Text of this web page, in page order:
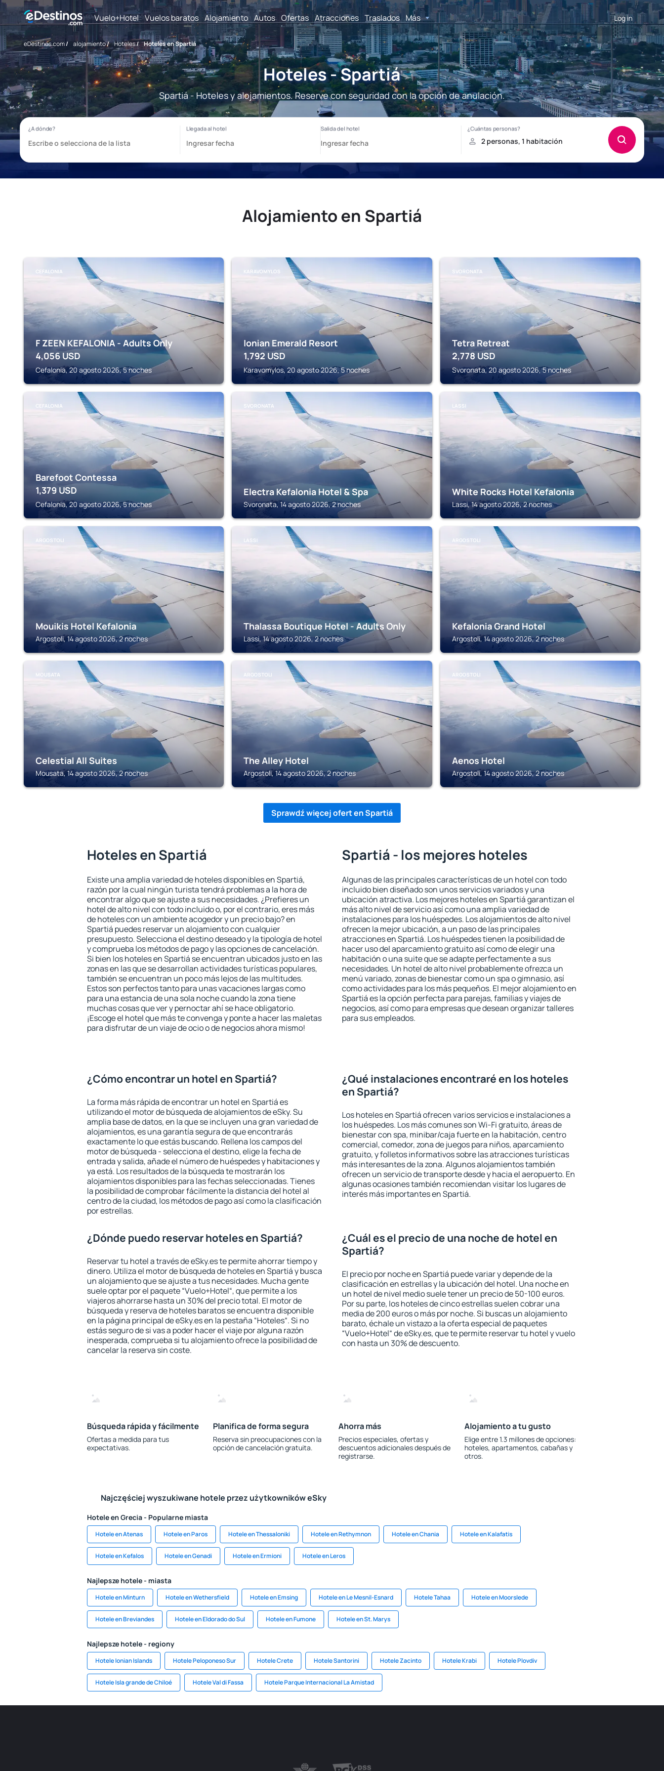
Vuelo+Hotel Vuelos baratos Alojamiento Autos Ofertas Atracciones Traslados Más Log in
eDestinos.com/ alojamiento/ Hoteles/ Hoteles en Spartiá
Hoteles - Spartiá
Spartiá - Hoteles y alojamientos. Reserve con seguridad con la opción de anulación.
Alojamiento en Spartiá
CEFALONIA
F ZEEN KEFALONIA - Adults Only
4,056 USD
Cefalonia, 20 agosto 2026, 5 noches
KARAVOMYLOS
Ionian Emerald Resort
1,792 USD
Karavomylos, 20 agosto 2026, 5 noches
SVORONATA
Tetra Retreat
2,778 USD
Svoronata, 20 agosto 2026, 5 noches
CEFALONIA
Barefoot Contessa
1,379 USD
Cefalonia, 20 agosto 2026, 5 noches
SVORONATA
Electra Kefalonia Hotel & Spa
Svoronata, 14 agosto 2026, 2 noches
LASSI
White Rocks Hotel Kefalonia
Lassi, 14 agosto 2026, 2 noches
ARGOSTOLI
Mouikis Hotel Kefalonia
Argostoli, 14 agosto 2026, 2 noches
LASSI
Thalassa Boutique Hotel - Adults Only
Lassi, 14 agosto 2026, 2 noches
ARGOSTOLI
Kefalonia Grand Hotel
Argostoli, 14 agosto 2026, 2 noches
MOUSATA
Celestial All Suites
Mousata, 14 agosto 2026, 2 noches
ARGOSTOLI
The Alley Hotel
Argostoli, 14 agosto 2026, 2 noches
ARGOSTOLI
Aenos Hotel
Argostoli, 14 agosto 2026, 2 noches
Sprawdź więcej ofert en Spartiá
Hoteles en Spartiá
Existe una amplia variedad de hoteles disponibles en Spartiá,
razón por la cual ningún turista tendrá problemas a la hora de
encontrar algo que se ajuste a sus necesidades. ¿Prefieres un
hotel de alto nivel con todo incluido o, por el contrario, eres más
de hoteles con un ambiente acogedor y un precio bajo? en
Spartiá puedes reservar un alojamiento con cualquier
presupuesto. Selecciona el destino deseado y la tipología de hotel
y comprueba los métodos de pago y las opciones de cancelación.
Si bien los hoteles en Spartiá se encuentran ubicados justo en las
zonas en las que se desarrollan actividades turísticas populares,
también se encuentran un poco más lejos de las multitudes.
Estos son perfectos tanto para unas vacaciones largas como
para una estancia de una sola noche cuando la zona tiene
muchas cosas que ver y pernoctar ahí se hace obligatorio.
¡Escoge el hotel que más te convenga y ponte a hacer las maletas
para disfrutar de un viaje de ocio o de negocios ahora mismo!
Spartiá - los mejores hoteles
Algunas de las principales características de un hotel con todo
incluido bien diseñado son unos servicios variados y una
ubicación atractiva. Los mejores hoteles en Spartiá garantizan el
más alto nivel de servicio así como una amplia variedad de
instalaciones para los huéspedes. Los alojamientos de alto nivel
ofrecen la mejor ubicación, a un paso de las principales
atracciones en Spartiá. Los huéspedes tienen la posibilidad de
hacer uso del aparcamiento gratuito así como de elegir una
habitación o una suite que se adapte perfectamente a sus
necesidades. Un hotel de alto nivel probablemente ofrezca un
menú variado, zonas de bienestar como un spa o gimnasio, así
como actividades para los más pequeños. El mejor alojamiento en
Spartiá es la opción perfecta para parejas, familias y viajes de
negocios, así como para empresas que desean organizar talleres
para sus empleados.
¿Cómo encontrar un hotel en Spartiá?
La forma más rápida de encontrar un hotel en Spartiá es
utilizando el motor de búsqueda de alojamientos de eSky. Su
amplia base de datos, en la que se incluyen una gran variedad de
alojamientos, es una garantía segura de que encontrarás
exactamente lo que estás buscando. Rellena los campos del
motor de búsqueda - selecciona el destino, elige la fecha de
entrada y salida, añade el número de huéspedes y habitaciones y
ya está. Los resultados de la búsqueda te mostrarán los
alojamientos disponibles para las fechas seleccionadas. Tienes
la posibilidad de comprobar fácilmente la distancia del hotel al
centro de la ciudad, los métodos de pago así como la clasificación
por estrellas.
¿Qué instalaciones encontraré en los hoteles
en Spartiá?
Los hoteles en Spartiá ofrecen varios servicios e instalaciones a
los huéspedes. Los más comunes son Wi-Fi gratuito, áreas de
bienestar con spa, minibar/caja fuerte en la habitación, centro
comercial, comedor, zona de juegos para niños, aparcamiento
gratuito, y folletos informativos sobre las atracciones turísticas
más interesantes de la zona. Algunos alojamientos también
ofrecen un servicio de transporte desde y hacia el aeropuerto. En
algunas ocasiones también recomiendan visitar los lugares de
interés más importantes en Spartiá.
¿Dónde puedo reservar hoteles en Spartiá?
Reservar tu hotel a través de eSky.es te permite ahorrar tiempo y
dinero. Utiliza el motor de búsqueda de hoteles en Spartiá y busca
un alojamiento que se ajuste a tus necesidades. Mucha gente
suele optar por el paquete “Vuelo+Hotel“, que permite a los
viajeros ahorrarse hasta un 30% del precio total. El motor de
búsqueda y reserva de hoteles baratos se encuentra disponible
en la página principal de eSky.es en la pestaña “Hoteles“. Si no
estás seguro de si vas a poder hacer el viaje por alguna razón
inesperada, comprueba si tu alojamiento ofrece la posibilidad de
cancelar la reserva sin coste.
¿Cuál es el precio de una noche de hotel en
Spartiá?
El precio por noche en Spartiá puede variar y depende de la
clasificación en estrellas y la ubicación del hotel. Una noche en
un hotel de nivel medio suele tener un precio de 50-100 euros.
Por su parte, los hoteles de cinco estrellas suelen cobrar una
media de 200 euros o más por noche. Si buscas un alojamiento
barato, échale un vistazo a la oferta especial de paquetes
“Vuelo+Hotel“ de eSky.es, que te permite reservar tu hotel y vuelo
con hasta un 30% de descuento.
Búsqueda rápida y fácilmente
Ofertas a medida para tus
expectativas.
Planifica de forma segura
Reserva sin preocupaciones con la
opción de cancelación gratuita.
Ahorra más
Precios especiales, ofertas y
descuentos adicionales después de
registrarse.
Alojamiento a tu gusto
Elige entre 1.3 millones de opciones:
hoteles, apartamentos, cabañas y
otros.
Najczęściej wyszukiwane hotele przez użytkowników eSky
Hotele en Grecia - Popularne miasta
Hotele en Atenas Hotele en Paros Hotele en Thessaloniki Hotele en Rethymnon Hotele en Chania Hotele en Kalafatis
Hotele en Kefalos Hotele en Genadi Hotele en Ermioni Hotele en Leros
Najlepsze hotele - miasta
Hotele en Minturn Hotele en Wethersfield Hotele en Emsing Hotele en Le Mesnil-Esnard Hotele Tahaa Hotele en Moorslede
Hotele en Breviandes Hotele en Eldorado do Sul Hotele en Fumone Hotele en St. Marys
Najlepsze hotele - regiony
Hotele Ionian Islands Hotele Peloponeso Sur Hotele Crete Hotele Santorini Hotele Zacinto Hotele Krabi Hotele Plovdiv
Hotele Isla grande de Chiloé Hotele Val di Fassa Hotele Parque Internacional La Amistad